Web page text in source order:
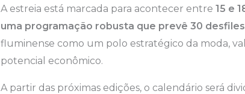
A estreia está marcada para acontecer entre 15 e
uma programação robusta que prevê 30 desfiles
fluminense como um polo estratégico da moda,
potencial econômico.
A partir das próximas edições, o calendário será